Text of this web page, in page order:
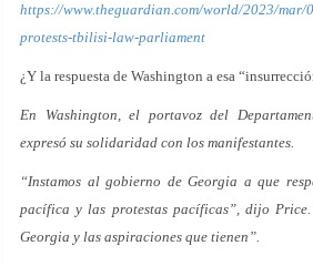
https://www.theguardian.com/world/2023/
protests-tbilisi-law-parliament
¿Y la respuesta de Washington a esa
En Washington, el portavoz del
expresó su solidaridad con los manifestantes.
“Instamos al gobierno de Georgia a que
pacífica y las protestas pacíficas”, dijo
Georgia y las aspiraciones que tienen”.